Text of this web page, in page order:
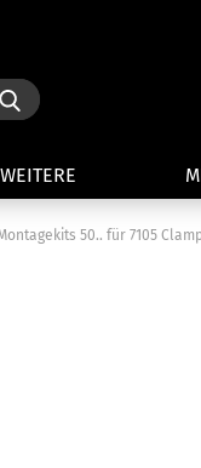
Passwort
WEITERE
Kajak
Träger
50.. für 7105